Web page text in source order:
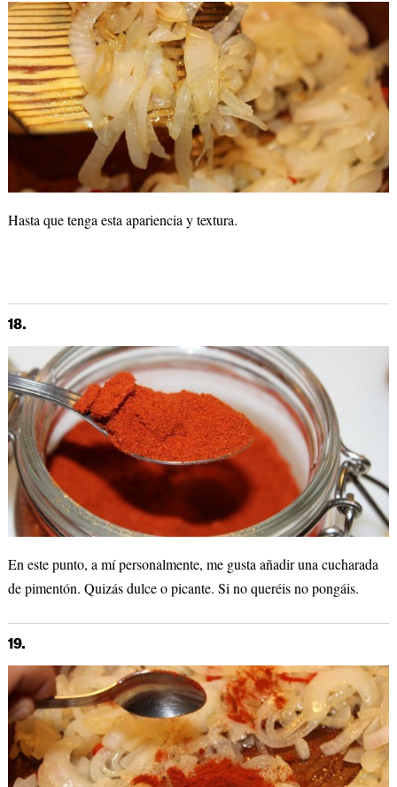
Hasta que tenga esta apariencia y textura.
18.
En este punto, a mí personalmente, me gusta añadir una cucharada
de pimentón. Quizás dulce o picante. Si no queréis no pongáis.
19.